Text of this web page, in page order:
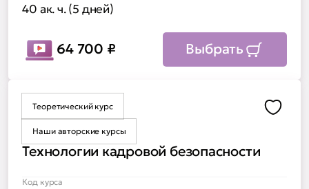
40 ак. ч. (5 дней)
64 700 ₽ Выбрать
Теоретический курс
Наши авторские курсы
Технологии кадровой безопасности
Код курса